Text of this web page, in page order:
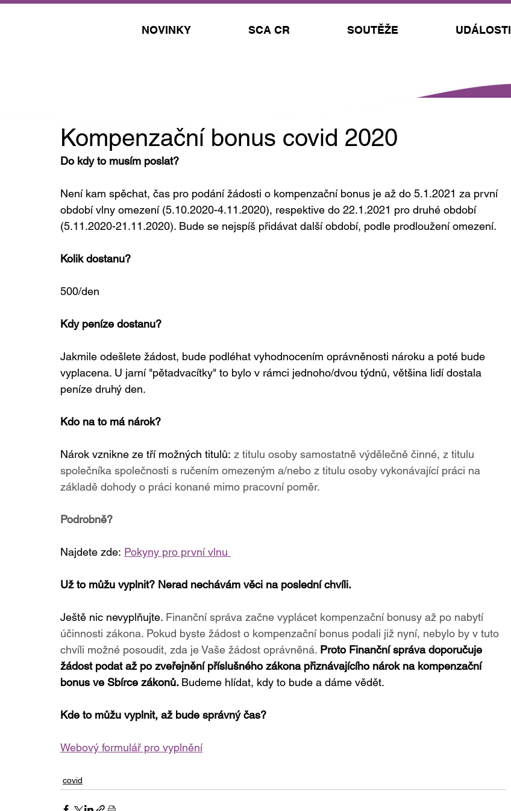
NOVINKY SCA CR SOUTĚŽE UDÁLOSTI
Kompenzační bonus covid 2020
Do kdy to musím poslat?
Není kam spěchat, čas pro podání žádosti o kompenzační bonus je až do 5.1.2021 za první
období vlny omezení (5.10.2020-4.11.2020), respektive do 22.1.2021 pro druhé období
(5.11.2020-21.11.2020). Bude se nejspíš přidávat další období, podle prodloužení omezení.
Kolik dostanu?
500/den
Kdy peníze dostanu?
Jakmile odešlete žádost, bude podléhat vyhodnocením oprávněnosti nároku a poté bude
vyplacena. U jarní "pětadvacítky" to bylo v rámci jednoho/dvou týdnů, většina lidí dostala
peníze druhý den.
Kdo na to má nárok?
Nárok vznikne ze tří možných titulů: z titulu osoby samostatně výdělečně činné, z titulu
společníka společnosti s ručením omezeným a/nebo z titulu osoby vykonávající práci na
základě dohody o práci konané mimo pracovní poměr.
Podrobně?
Najdete zde: Pokyny pro první vlnu
Už to můžu vyplnit? Nerad nechávám věci na poslední chvíli.
Ještě nic nevyplňujte. Finanční správa začne vyplácet kompenzační bonusy až po nabytí
účinnosti zákona. Pokud byste žádost o kompenzační bonus podali již nyní, nebylo by v tuto
chvíli možné posoudit, zda je Vaše žádost oprávněná. Proto Finanční správa doporučuje
žádost podat až po zveřejnění příslušného zákona přiznávajícího nárok na kompenzační
bonus ve Sbírce zákonů. Budeme hlídat, kdy to bude a dáme vědět.
Kde to můžu vyplnit, až bude správný čas?
Webový formulář pro vyplnění
covid